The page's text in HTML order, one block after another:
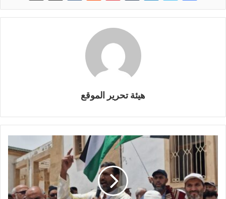
هيئة تحرير الموقع